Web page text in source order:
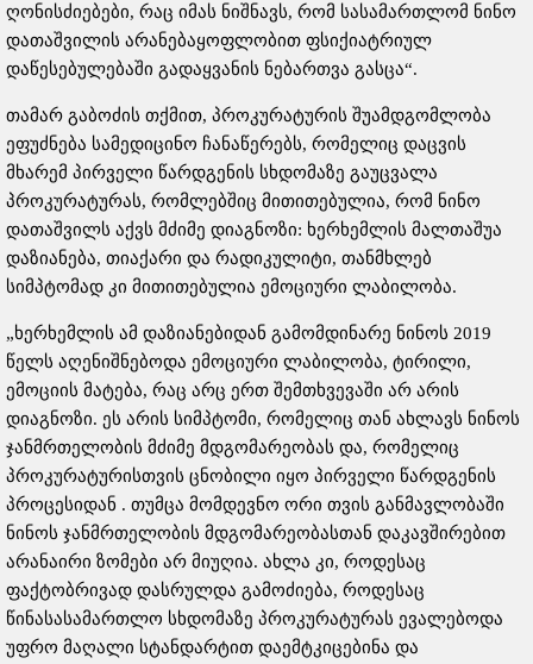
ღონისძიებები, რაც იმას ნიშნავს, რომ სასამართლომ ნინო
დათაშვილის არანებაყოფლობით ფსიქიატრიულ
დაწესებულებაში გადაყვანის ნებართვა გასცა“.
თამარ გაბოძის თქმით, პროკურატურის შუამდგომლობა
ეფუძნება სამედიცინო ჩანაწერებს, რომელიც დაცვის
მხარემ პირველი წარდგენის სხდომაზე გაუცვალა
პროკურატურას, რომლებშიც მითითებულია, რომ ნინო
დათაშვილს აქვს მძიმე დიაგნოზი: ხერხემლის მალთაშუა
დაზიანება, თიაქარი და რადიკულიტი, თანმხლებ
სიმპტომად კი მითითებულია ემოციური ლაბილობა.
„ხერხემლის ამ დაზიანებიდან გამომდინარე ნინოს 2019
წელს აღენიშნებოდა ემოციური ლაბილობა, ტირილი,
ემოციის მატება, რაც არც ერთ შემთხვევაში არ არის
დიაგნოზი. ეს არის სიმპტომი, რომელიც თან ახლავს ნინოს
ჯანმრთელობის მძიმე მდგომარეობას და, რომელიც
პროკურატურისთვის ცნობილი იყო პირველი წარდგენის
პროცესიდან . თუმცა მომდევნო ორი თვის განმავლობაში
ნინოს ჯანმრთელობის მდგომარეობასთან დაკავშირებით
არანაირი ზომები არ მიუღია. ახლა კი, როდესაც
ფაქტობრივად დასრულდა გამოძიება, როდესაც
წინასასამართლო სხდომაზე პროკურატურას ევალებოდა
უფრო მაღალი სტანდარტით დაემტკიცებინა და